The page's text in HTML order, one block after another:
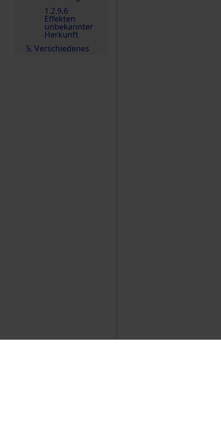
1.2.9.6
Effekten
unbekannter
Herkunft
5. Verschiedenes